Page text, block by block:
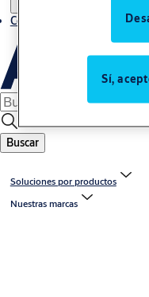
Contacto
Buscar
Soluciones por productos
Nuestras marcas
Sí,